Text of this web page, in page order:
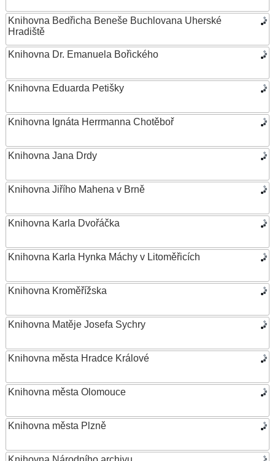
Knihovna Bedřicha Beneše Buchlovana Uherské
Hradiště
Knihovna Dr. Emanuela Bořického
Knihovna Eduarda Petišky
Knihovna Ignáta Herrmanna Chotěboř
Knihovna Jana Drdy
Knihovna Jiřího Mahena v Brně
Knihovna Karla Dvořáčka
Knihovna Karla Hynka Máchy v Litoměřicích
Knihovna Kroměřížska
Knihovna Matěje Josefa Sychry
Knihovna města Hradce Králové
Knihovna města Olomouce
Knihovna města Plzně